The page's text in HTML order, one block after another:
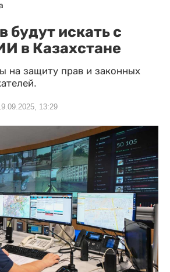
будут искать с
в Казахстане
на защиту прав и законных
13:29